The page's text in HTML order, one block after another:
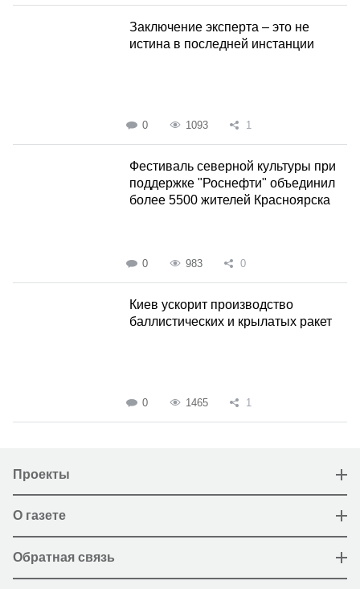
Заключение эксперта – это не
истина в последней инстанции
0 1093 1
Фестиваль северной культуры при
поддержке "Роснефти" объединил
более 5500 жителей Красноярска
0 983 0
Киев ускорит производство
баллистических и крылатых ракет
0 1465 1
Проекты
О газете
Обратная связь